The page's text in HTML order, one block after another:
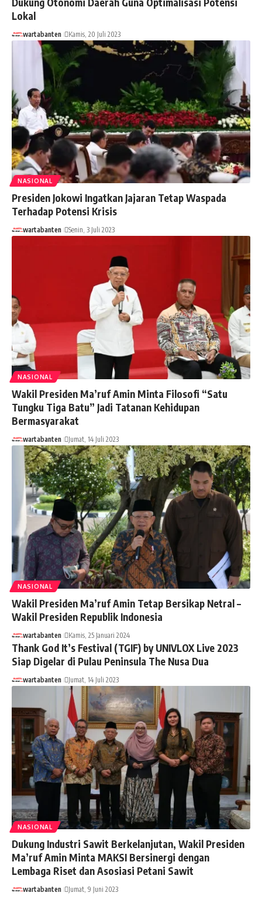
Lokal
wartabanten Kamis, 20 Juli 2023
NASIONAL
Presiden Jokowi Ingatkan Jajaran Tetap Waspada
Terhadap Potensi Krisis
wartabanten Senin, 3 Juli 2023
NASIONAL
Wakil Presiden Ma’ruf Amin Minta Filosofi “Satu
Tungku Tiga Batu” Jadi Tatanan Kehidupan
Bermasyarakat
wartabanten Jumat, 14 Juli 2023
NASIONAL
Wakil Presiden Ma’ruf Amin Tetap Bersikap Netral –
Wakil Presiden Republik Indonesia
wartabanten Kamis, 25 Januari 2024
Thank God It’s Festival (TGIF) by UNIVLOX Live 2023
Siap Digelar di Pulau Peninsula The Nusa Dua
wartabanten Jumat, 14 Juli 2023
NASIONAL
Dukung Industri Sawit Berkelanjutan, Wakil Presiden
Ma’ruf Amin Minta MAKSI Bersinergi dengan
Lembaga Riset dan Asosiasi Petani Sawit
wartabanten Jumat, 9 Juni 2023